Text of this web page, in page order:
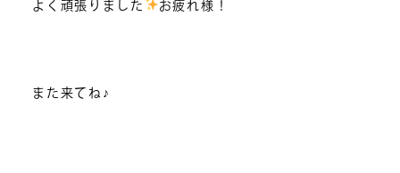
よく頑張りました お疲れ様！
また来てね♪